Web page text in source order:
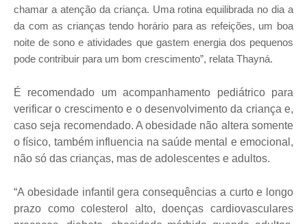
chamar a atenção da criança. Uma rotina equilibrada no dia a
da com as crianças tendo horário para as refeições, um boa
noite de sono e atividades que gastem energia dos pequenos
pode contribuir para um bom crescimento”, relata Thayná.
É recomendado um acompanhamento pediátrico para
verificar o crescimento e o desenvolvimento da criança e,
caso seja recomendado. A obesidade não altera somente
o físico, também influencia na saúde mental e emocional,
não só das crianças, mas de adolescentes e adultos.
“A obesidade infantil gera consequências a curto e longo
prazo como colesterol alto, doenças cardiovasculares